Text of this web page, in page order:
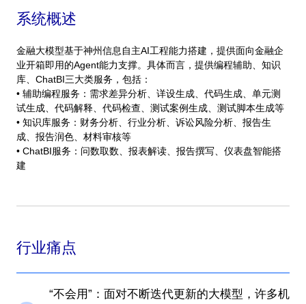
系统概述
金融大模型基于神州信息自主AI工程能力搭建，提供面向金融企
业开箱即用的Agent能力支撑。具体而言，提供编程辅助、知识
库、ChatBI三大类服务，包括：
• 辅助编程服务：需求差异分析、详设生成、代码生成、单元测
试生成、代码解释、代码检查、测试案例生成、测试脚本生成等
• 知识库服务：财务分析、行业分析、诉讼风险分析、报告生
成、报告润色、材料审核等
• ChatBI服务：问数取数、报表解读、报告撰写、仪表盘智能搭
建
行业痛点
“不会用”：面对不断迭代更新的大模型，许多机